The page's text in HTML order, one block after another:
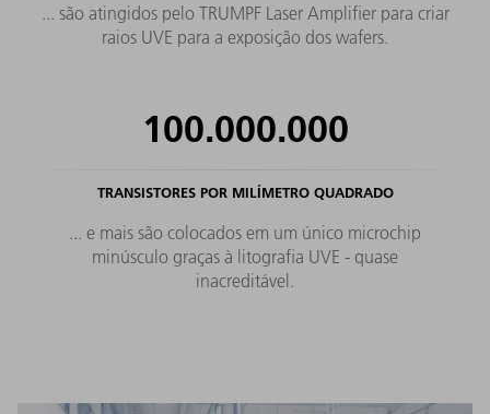
... são atingidos pelo TRUMPF Laser Amplifier para criar
raios UVE para a exposição dos wafers.
100.000.000
TRANSISTORES POR MILÍMETRO QUADRADO
... e mais são colocados em um único microchip
minúsculo graças à litografia UVE - quase
inacreditável.